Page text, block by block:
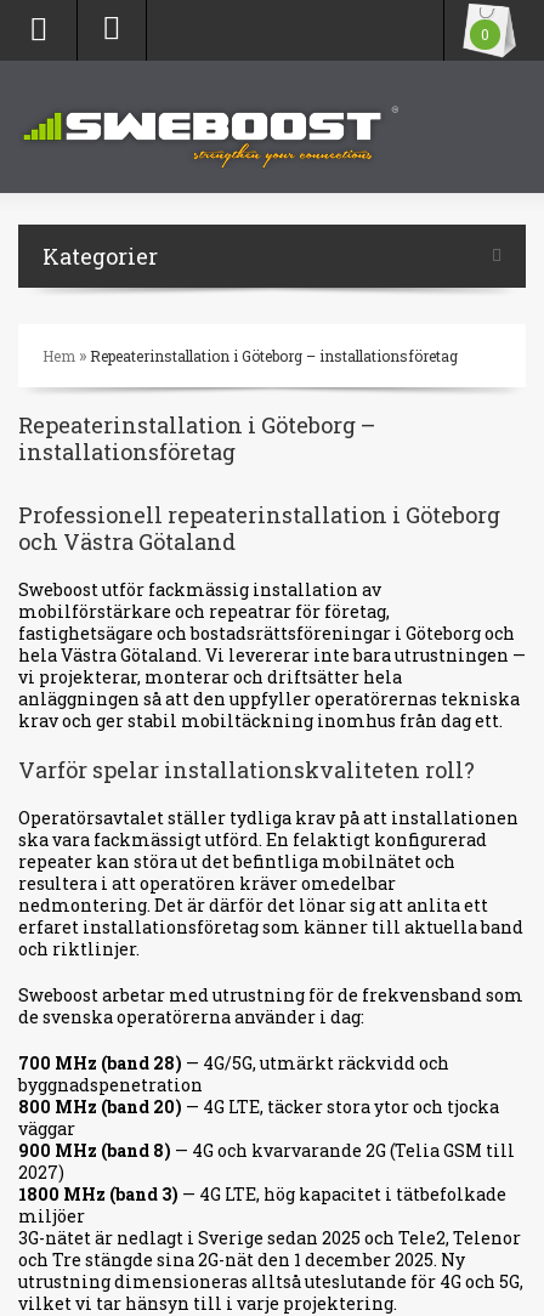
0
Kategorier
Hem »Repeaterinstallation i Göteborg – installationsföretag
Repeaterinstallation i Göteborg –
installationsföretag
Professionell repeaterinstallation i Göteborg
och Västra Götaland
Sweboost utför fackmässig installation av
mobilförstärkare och repeatrar för företag,
fastighetsägare och bostadsrättsföreningar i Göteborg och
hela Västra Götaland. Vi levererar inte bara utrustningen —
vi projekterar, monterar och driftsätter hela
anläggningen så att den uppfyller operatörernas tekniska
krav och ger stabil mobiltäckning inomhus från dag ett.
Varför spelar installationskvaliteten roll?
Operatörsavtalet ställer tydliga krav på att installationen
ska vara fackmässigt utförd. En felaktigt konfigurerad
repeater kan störa ut det befintliga mobilnätet och
resultera i att operatören kräver omedelbar
nedmontering. Det är därför det lönar sig att anlita ett
erfaret installationsföretag som känner till aktuella band
och riktlinjer.
Sweboost arbetar med utrustning för de frekvensband som
de svenska operatörerna använder i dag:
700 MHz (band 28) — 4G/5G, utmärkt räckvidd och
byggnadspenetration
800 MHz (band 20) — 4G LTE, täcker stora ytor och tjocka
väggar
900 MHz (band 8) — 4G och kvarvarande 2G (Telia GSM till
2027)
1800 MHz (band 3) — 4G LTE, hög kapacitet i tätbefolkade
miljöer
3G-nätet är nedlagt i Sverige sedan 2025 och Tele2, Telenor
och Tre stängde sina 2G-nät den 1 december 2025. Ny
utrustning dimensioneras alltså uteslutande för 4G och 5G,
vilket vi tar hänsyn till i varje projektering.